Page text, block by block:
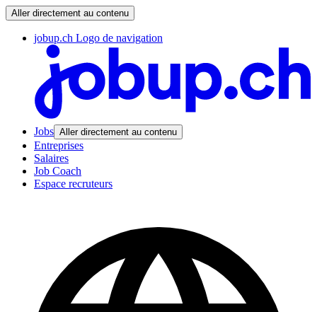
Aller directement au contenu
jobup.ch Logo de navigation
Jobs Aller directement au contenu
Entreprises
Salaires
Job Coach
Espace recruteurs